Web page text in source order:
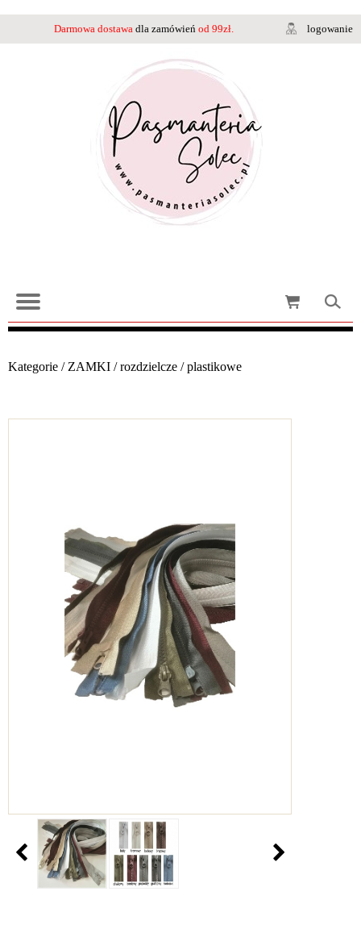
Darmowa dostawa dla zamówień od 99zł. logowanie
Kategorie / ZAMKI /rozdzielcze /plastikowe